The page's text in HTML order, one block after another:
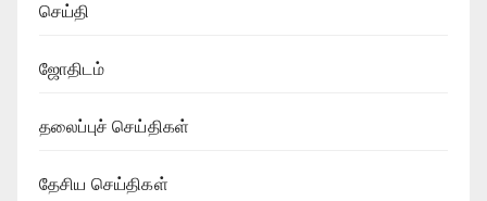
செய்தி
ஜோதிடம்
தலைப்புச் செய்திகள்
தேசிய செய்திகள்